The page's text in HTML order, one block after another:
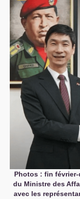
Photos : fin février-
du Ministre des
avec les